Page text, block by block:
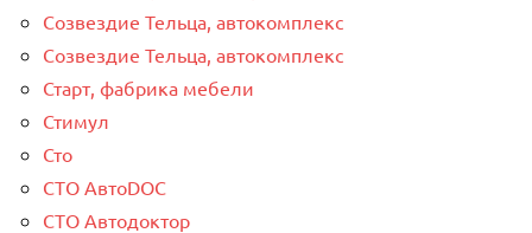
Созвездие Тельца, автокомплекс
Созвездие Тельца, автокомплекс
Старт, фабрика мебели
Стимул
Сто
СТО АвтоDOC
СТО Автодоктор